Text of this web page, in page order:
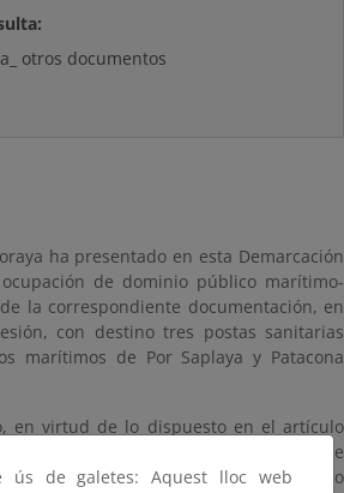
otros documentos
ha presentado en esta Demarcación
de dominio público marítimo-
la correspondiente documentación, en
con destino tres postas sanitarias
marítimos de Por Saplaya y Patacona
en virtud de lo dispuesto en el artículo
2014, de 10 de octubre, por el que se
de Costas, para que, en el plazo
ús de galetes: Aquest lloc web